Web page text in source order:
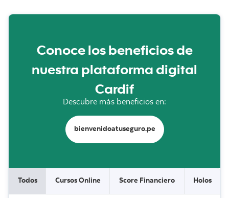
Conoce los beneficios de
nuestra plataforma digital
Cardif
Descubre más beneficios en:
bienvenidoatuseguro.pe
Todos Cursos Online Score Financiero Holos